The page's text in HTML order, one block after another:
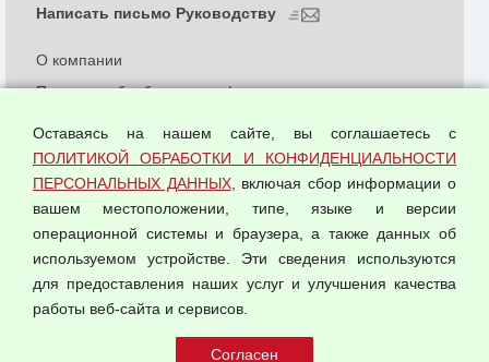
© 2026 ООО "Феникс"
О компании
Политика обработки и конфиденциальности
Согласием на обработку персональных данных
Оферта оптовой купли-продажи
Публичная оферта
Написать письмо Руководству
Оставаясь на нашем сайте, вы соглашаетесь с
ПОЛИТИКОЙ ОБРАБОТКИ И КОНФИДЕНЦИАЛЬНОСТИ
ПЕРСОНАЛЬНЫХ ДАННЫХ, включая сбор информации о
вашем местоположении, типе, языке и версии
операционной системы и браузера, а также данных об
используемом устройстве. Эти сведения используются
для предоставления наших услуг и улучшения качества
работы веб-сайта и сервисов.